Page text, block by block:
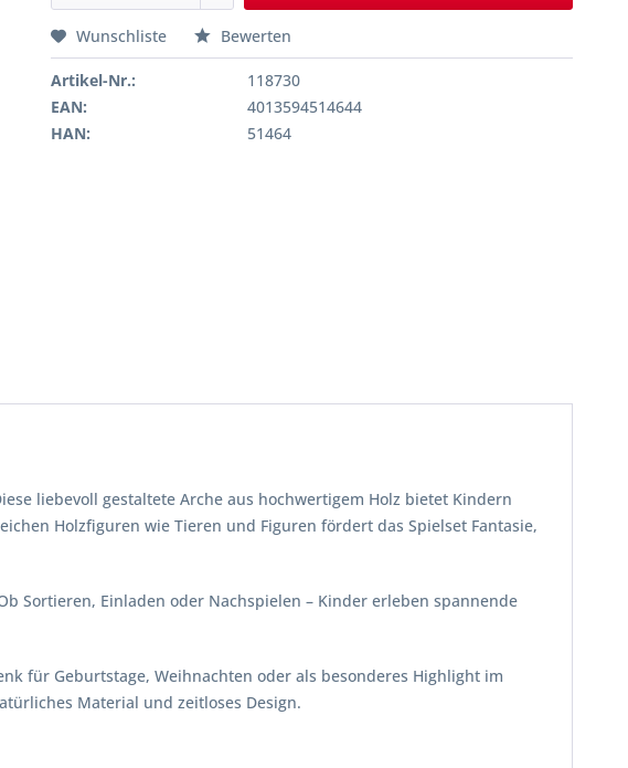
Wunschliste Bewerten
Artikel-Nr.:
118730
EAN:
4013594514644
HAN:
51464
liebevoll gestaltete Arche aus hochwertigem Holz bietet Kindern
Holzfiguren wie Tieren und Figuren fördert das Spielset Fantasie,
Sortieren, Einladen oder Nachspielen – Kinder erleben spannende
für Geburtstage, Weihnachten oder als besonderes Highlight im
Material und zeitloses Design.